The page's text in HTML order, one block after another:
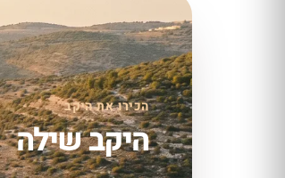
הכירו את היקב
היקב שילה